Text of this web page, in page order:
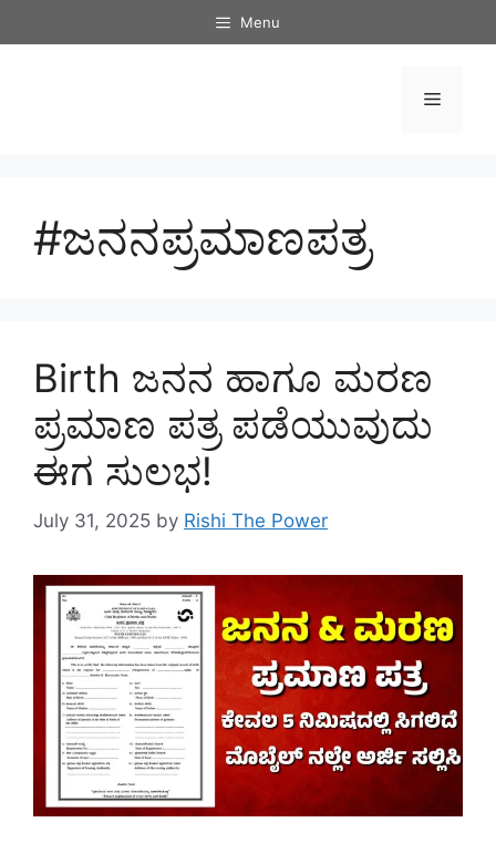
to
Menu
Menu
#ಜನನಪ್ರಮಾಣಪತ್ರ
Birth ಜನನ ಹಾಗೂ ಮರಣ
ಪ್ರಮಾಣ ಪತ್ರ ಪಡೆಯುವುದು
ಈಗ ಸುಲಭ!
July 31, 2025 by Rishi The Power